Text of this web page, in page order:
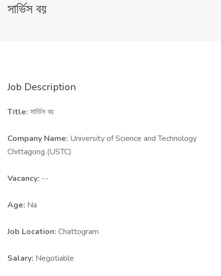
সার্ভিস বয়
Job Description
Title: সার্ভিস বয়
Company Name: University of Science and Technology
Chittagong (USTC)
Vacancy: --
Age: Na
Job Location: Chattogram
Salary: Negotiable